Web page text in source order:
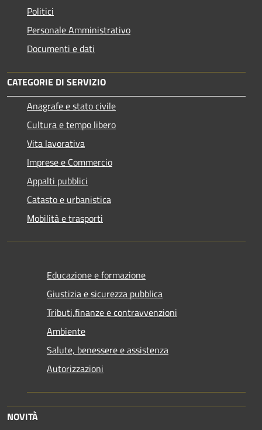
Politici
Personale Amministrativo
Documenti e dati
CATEGORIE DI SERVIZIO
Anagrafe e stato civile
Cultura e tempo libero
Vita lavorativa
Imprese e Commercio
Appalti pubblici
Catasto e urbanistica
Mobilità e trasporti
Educazione e formazione
Giustizia e sicurezza pubblica
Tributi,finanze e contravvenzioni
Ambiente
Salute, benessere e assistenza
Autorizzazioni
NOVITÀ